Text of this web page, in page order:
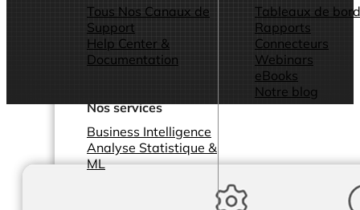
Tous Nos Canaux de
Support
Help Center &
Documentation
Nos services
Business Intelligence
Analyse Statistique &
ML
Tableaux de
Rapports
Connecteurs
Webinars
eBooks
Notre blog